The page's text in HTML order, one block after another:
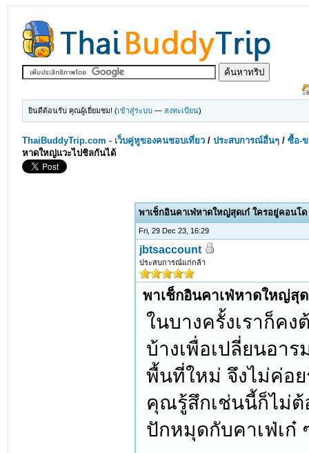
ยินดีต้อนรับ คุณผู้เยี่ยมชม! (เข้าสู่ระบบ — ลงทะเบียน)
ThaiBuddyTrip.com - เว็บคู่หูของคนชอบเที่ยว /ประสบการณ์อื่นๆ /ซื้อ-ข
หาดใหญ่แวะไปชิลกันได้
พาเช็กอินคาเฟ่หาดใหญ่สุดเก๋ ใครอยู่คอนโ
Fri, 29 Dec 23, 16:29
jbtsaccount
ประสบการณ์แก่กล้า
พาเช็กอินคาเฟ่หาดใหญ่สุ
ในบางครั้งเราก็ค
บ้างเพื่อเปลี่ยนอา
พื้นที่ใหม่ จึงไม่ค่อ
คุณรู้สึกเช่นนี้ก็ไม่ต้
ปักหมุดกับคาเฟ่เก๋